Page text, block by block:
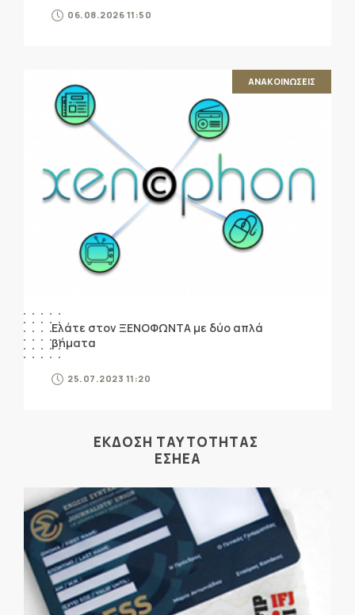
06.08.2026 11:50
ΑΝΑΚΟΙΝΩΣΕΙΣ
Ελάτε στον ΞΕΝΟΦΩΝΤΑ με δύο απλά
βήματα
25.07.2023 11:20
ΕΚΔΟΣΗ ΤΑΥΤΟΤΗΤΑΣ
ΕΣΗΕΑ